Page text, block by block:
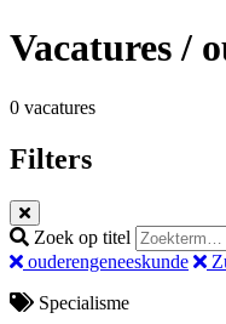
Vacatures/
0 vacatures
Filters
Zoek op titel
ouderengeneeskunde
Specialisme